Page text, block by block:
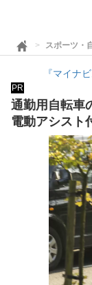
スポーツ・
『マイナ
PR
通勤用自転車
電動アシスト